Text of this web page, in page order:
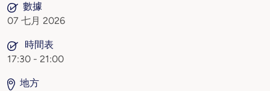
數據
07 七月 2026
時間表
17:30 - 21:00
地方